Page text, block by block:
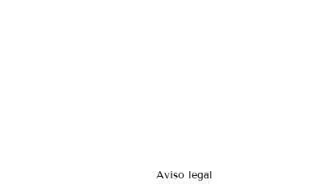
Aviso legal